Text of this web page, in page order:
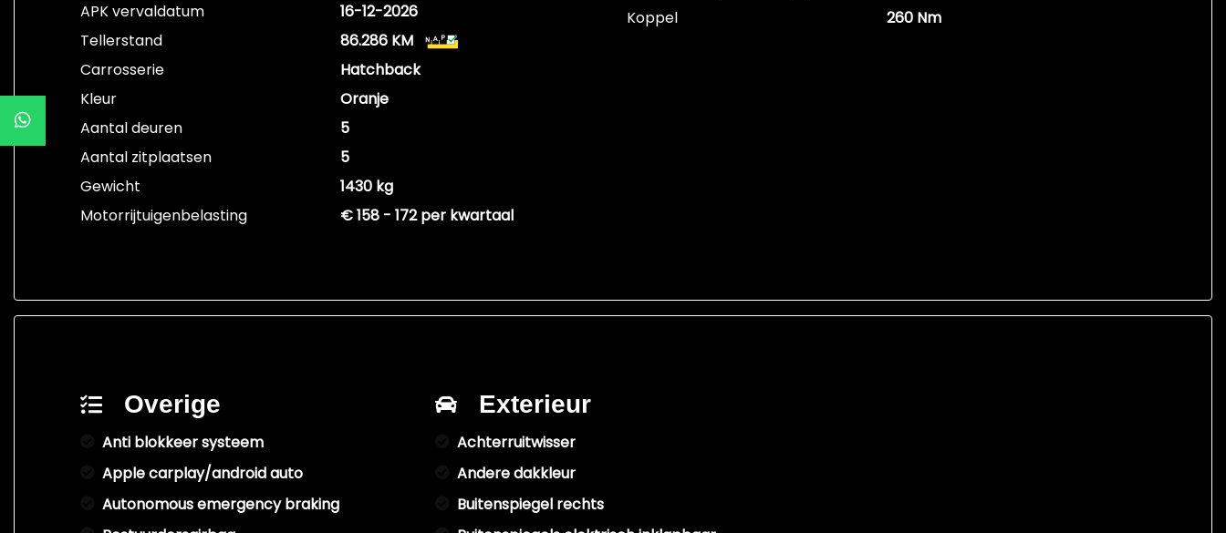
APK vervaldatum
16-12-2026
Tellerstand
86.286 KM
Carrosserie
Hatchback
Kleur
Oranje
Aantal deuren
5
Aantal zitplaatsen
5
Gewicht
1430 kg
Motorrijtuigenbelasting
€ 158 - 172 per kwartaal
Koppel
260 Nm
Overige
Anti blokkeer systeem
Apple carplay/android auto
Autonomous emergency braking
Exterieur
Achterruitwisser
Andere dakkleur
Buitenspiegel rechts